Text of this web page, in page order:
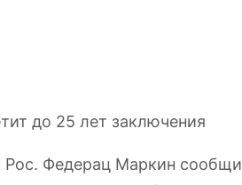
до 25 лет заключения
Рос. Федерац Маркин